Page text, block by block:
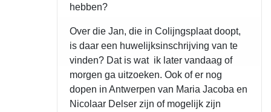
hebben?
Over die Jan, die in Colijngsplaat doopt,
is daar een huwelijksinschrijving van te
vinden? Dat is wat ik later vandaag of
morgen ga uitzoeken. Ook of er nog
dopen in Antwerpen van Maria Jacoba en
Nicolaar Delser zijn of mogelijk zijn